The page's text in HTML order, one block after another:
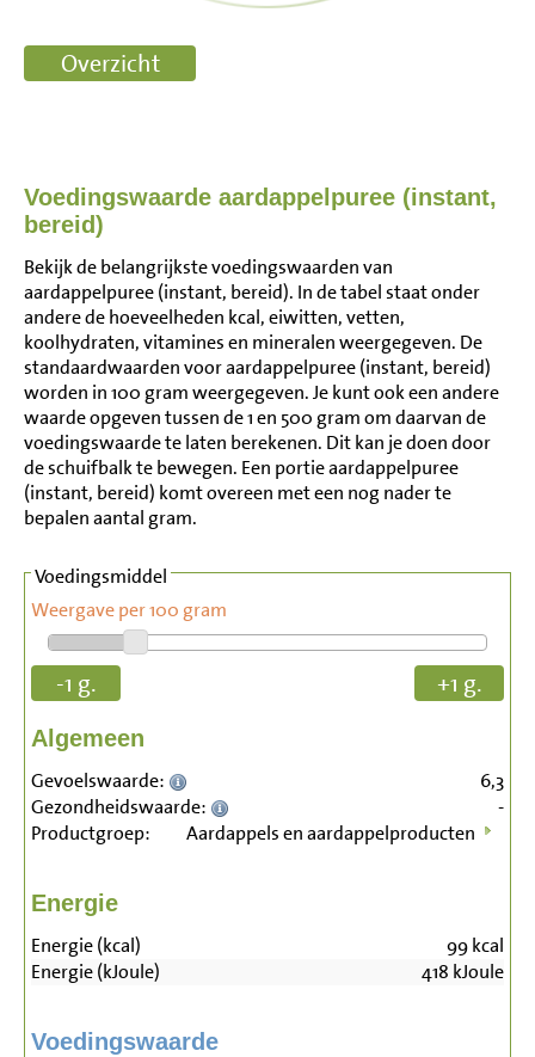
Voedingswaarde aardappelpuree (instant,
bereid)
Bekijk de belangrijkste voedingswaarden van
aardappelpuree (instant, bereid). In de tabel staat onder
andere de hoeveelheden kcal, eiwitten, vetten,
koolhydraten, vitamines en mineralen weergegeven. De
standaardwaarden voor aardappelpuree (instant, bereid)
worden in 100 gram weergegeven. Je kunt ook een andere
waarde opgeven tussen de 1 en 500 gram om daarvan de
voedingswaarde te laten berekenen. Dit kan je doen door
de schuifbalk te bewegen. Een portie aardappelpuree
(instant, bereid) komt overeen met een nog nader te
bepalen aantal gram.
Voedingsmiddel
Weergave per 100 gram
-1 g. +1 g.
Algemeen
Gevoelswaarde:
6,3
Gezondheidswaarde:
-
Productgroep:
Aardappels en aardappelproducten
Energie
Energie (kcal) 99kcal
Energie (kJoule)
418 kJoule
Voedingswaarde